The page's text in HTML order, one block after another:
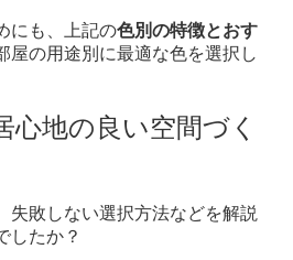
にも、上記の色別の特徴とおす
屋の用途別に最適な色を選択し
心地の良い空間づく
失敗しない選択方法などを解説
したか？